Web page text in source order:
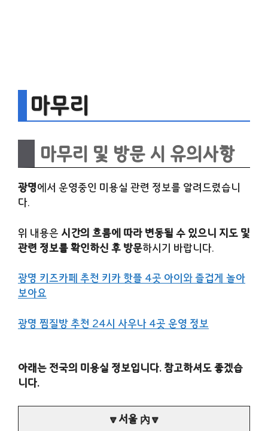
마무리
마무리 및 방문 시 유의사항
광명에서 운영중인 미용실 관련 정보를 알려드렸습니
다.
위 내용은 시간의 흐름에 따라 변동될 수 있으니 지도 및
관련 정보를 확인하신 후 방문하시기 바랍니다.
광명 키즈카페 추천 키카 핫플 4곳 아이와 즐겁게 놀아
보아요
광명 찜질방 추천 24시 사우나 4곳 운영 정보
아래는 전국의 미용실 정보입니다. 참고하셔도 좋겠습
니다.
🔽서울 內🔽